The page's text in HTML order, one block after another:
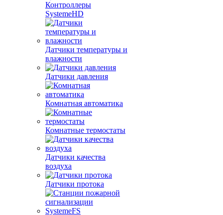
Контроллеры
SystemeHD
Датчики температуры и
влажности
Датчики давления
Комнатная автоматика
Комнатные термостаты
Датчики качества
воздуха
Датчики протока